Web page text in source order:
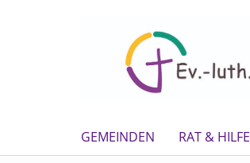
GEMEINDEN RAT & HILFE